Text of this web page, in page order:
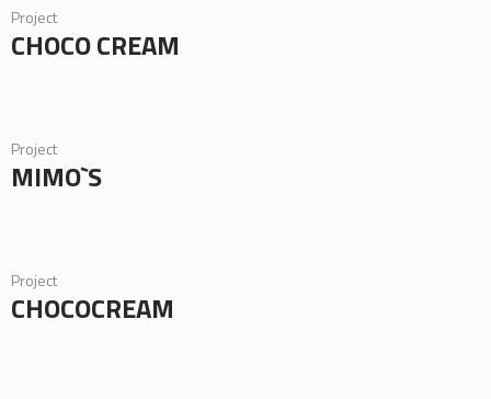
Project
CHOCO CREAM
Project
MIMO`S
Project
CHOCOCREAM